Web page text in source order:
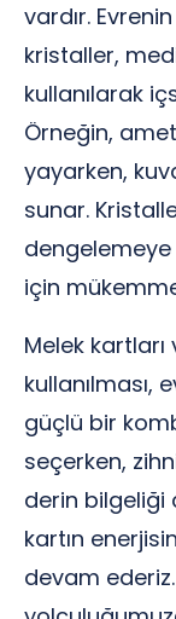
vardır.
kristaller,
kullanılarak
Örneğin,
yayarken,
sunar.
dengelemeye
için
Melek
kullanılması,
güçlü bir
seçerken,
derin bilgeliği
kartın
devam